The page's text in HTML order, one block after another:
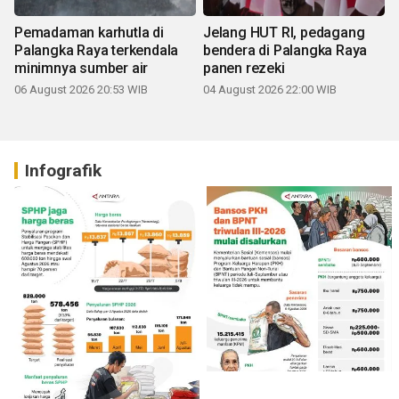
Pemadaman karhutla di
Palangka Raya terkendala
minimnya sumber air
06 August 2026 20:53 WIB
Jelang HUT RI, pedagang
bendera di Palangka Raya
panen rezeki
04 August 2026 22:00 WIB
Infografik